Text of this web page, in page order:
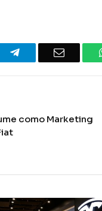
Telegram Email
como Marketing